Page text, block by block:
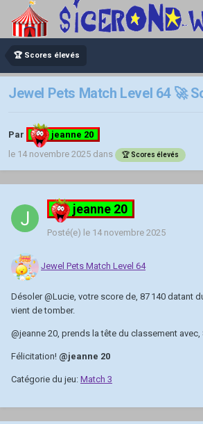
🏆 Scores élevés
Jewel Pets Match Level 64 🚀
Par
jeanne 20
le 14 novembre 2025 dans 🏆 Scores élevés
jeanne 20
Posté(e) le 14 novembre 2025
Jewel Pets Match Level 64
Désoler@Lucie , votre score de, 87 140 datant
vient de tomber.
@jeanne 20 , prends la tête du classement avec,
Félicitation! @jeanne 20
Catégorie du jeu: Match 3